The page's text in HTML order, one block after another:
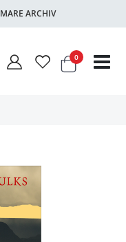
MARE ARCHIV
Warenkorb
0Artikel